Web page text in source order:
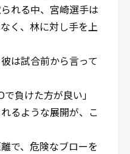
れる中、宮崎選手は
く、林に対し手を上
は試合前から言って
負けた方が良い」
るような展開が、こ
で、危険なブローを